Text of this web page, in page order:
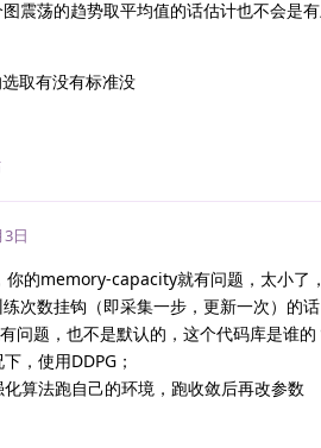
震荡的趋势取平均值的话估计也不会是有
取有没有标准没
日
你的memory-capacity就有问题，太小了
次数挂钩（即采集一步，更新一次）的
题，也不是默认的，这个代码库是谁的
，使用DDPG；
算法跑自己的环境，跑收敛后再改参数